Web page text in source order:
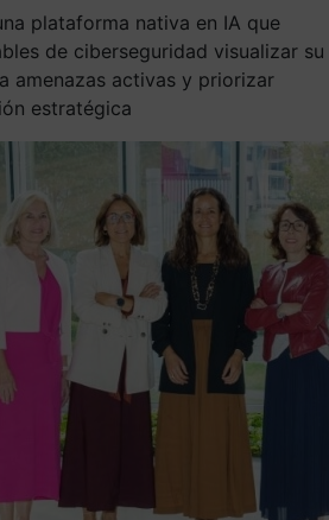
plataforma nativa en IA que
de ciberseguridad visualizar su
amenazas activas y priorizar
estratégica